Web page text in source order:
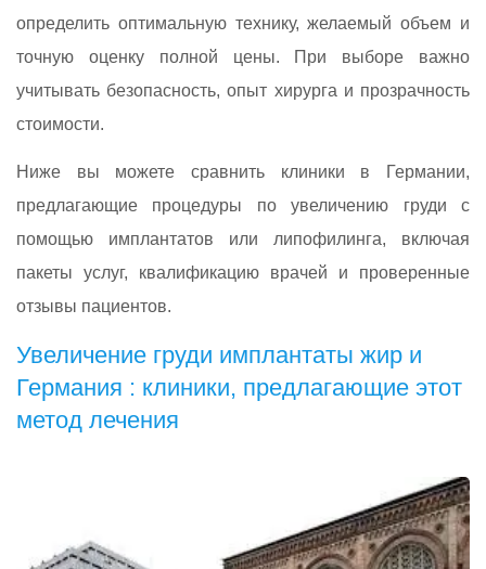
определить оптимальную технику, желаемый объем и
точную оценку полной цены. При выборе важно
учитывать безопасность, опыт хирурга и прозрачность
стоимости.
Ниже вы можете сравнить клиники в Германии,
предлагающие процедуры по увеличению груди с
помощью имплантатов или липофилинга, включая
пакеты услуг, квалификацию врачей и проверенные
отзывы пациентов.
Увеличение груди имплантаты жир и
Германия : клиники, предлагающие этот
метод лечения